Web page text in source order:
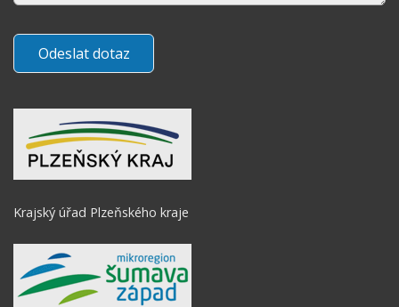
Krajský úřad Plzeňského kraje